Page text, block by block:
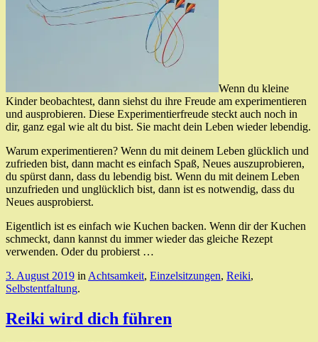
Wenn du kleine
Kinder beobachtest, dann siehst du ihre Freude am experimentieren
und ausprobieren. Diese Experimentierfreude steckt auch noch in
dir, ganz egal wie alt du bist. Sie macht dein Leben wieder lebendig.
Warum experimentieren? Wenn du mit deinem Leben glücklich und
zufrieden bist, dann macht es einfach Spaß, Neues auszuprobieren,
du spürst dann, dass du lebendig bist. Wenn du mit deinem Leben
unzufrieden und unglücklich bist, dann ist es notwendig, dass du
Neues ausprobierst.
Eigentlich ist es einfach wie Kuchen backen. Wenn dir der Kuchen
schmeckt, dann kannst du immer wieder das gleiche Rezept
verwenden. Oder du probierst …
3. August 2019 inAchtsamkeit, Einzelsitzungen, Reiki,
Selbstentfaltung.
Reiki wird dich führen